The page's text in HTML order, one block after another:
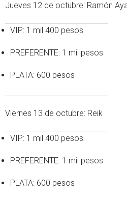
Jueves 12 de octubre: Ramón
VIP: 1 mil 400 pesos
PREFERENTE: 1 mil pesos
PLATA: 600 pesos
Viernes 13 de octubre: Reik
VIP: 1 mil 400 pesos
PREFERENTE: 1 mil pesos
PLATA: 600 pesos